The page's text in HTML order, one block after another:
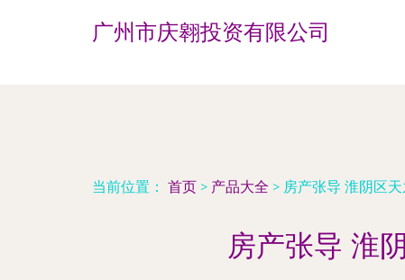
广州市庆翱投资有限公司
当前位置： 首页 > 产品大全 > 房产张导 淮阴区
房产张导 淮